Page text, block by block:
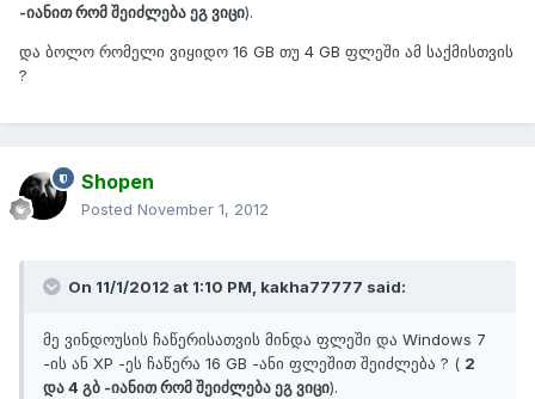
-იანით რომ შეიძლება ეგ ვიცი).
და ბოლო რომელი ვიყიდო 16 GB თუ 4 GB ფლეში ამ საქმისთვის
?
Shopen
Posted November 1, 2012
On 11/1/2012 at 1:10 PM, kakha77777 said:
მე ვინდოუსის ჩაწერისათვის მინდა ფლეში და Windows 7
-ის ან XP -ეს ჩაწერა 16 GB -ანი ფლეშით შეიძლება ? ( 2
და 4 გბ -იანით რომ შეიძლება ეგ ვიცი).